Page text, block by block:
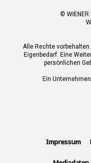
© WIENER
Alle Rechte
Eigenbedarf. Eine
persönlichen
Ein
Impressum